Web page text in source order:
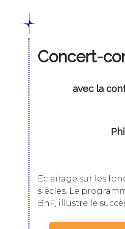
Concert-
avec la
Eclairage sur les
siècles. Le
BnF, illustre le